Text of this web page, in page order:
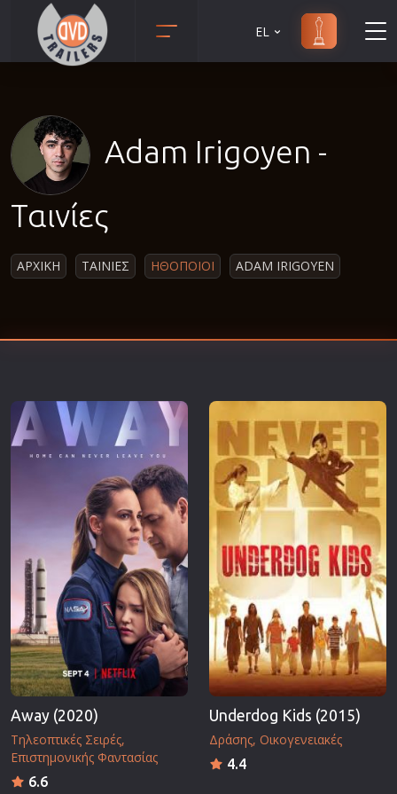
Αισθησιακές
Γουέστερν
Επιστημονικής Φαντασίας
Ερωτικές
Ευρωπαικός Κινηματογράφος
Θρησκευτικές
Θρίλερ
Ιστορικές
Καταστροφής
Κλασσικές
EL
Adam Irigoyen -
Ταινίες
ΑΡΧΙΚΗ ΤΑΙΝΙΕΣ ΗΘΟΠΟΙΟΙ ADAM IRIGOYEN
Away (2020)
Τηλεοπτικές Σειρές
Επιστημονικής Φαντασίας
6.6
Underdog Kids (2015)
Δράσης Οικογενειακές
4.4